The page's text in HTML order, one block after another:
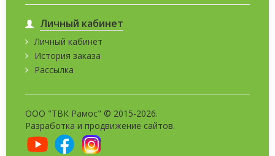
Личный кабинет
Личный кабинет
История заказа
Рассылка
ООО "ТВК Рамос" © 2015-2026.
Разработка и продвижение сайтов.